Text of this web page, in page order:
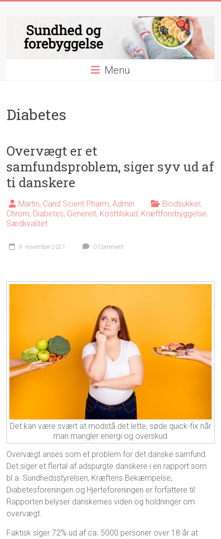
og
forebyggelse
videnskab
indenfor
og
forebyggelse
Menu
Diabetes
Overvægt er et
samfundsproblem, siger syv ud af
ti danskere
Martin, Cand.Scient.Pharm, Admin Blodsukker,
Chrom, Diabetes, Generelt, Kosttilskud, Kræftforebyggelse,
Sædkvalitet
9. november 2021 0 Comment
Det kan være svært at modstå det lette, søde quick-fix når
man mangler energi og overskud
Overvægt anses som et problem for det danske samfund.
Det siger et flertal af adspurgte danskere i en rapport som
bl.a. Sundhedsstyrelsen, Kræftens Bekæmpelse,
Diabetesforeningen og Hjerteforeningen er forfattere til.
Rapporten belyser danskernes viden og holdninger om
overvægt.
Faktisk siger 72% ud af ca. 5000 personer over 18 år at